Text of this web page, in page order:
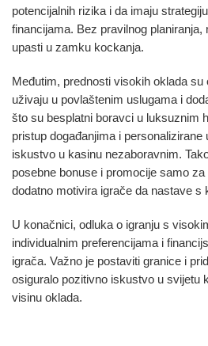
potencijalnih rizika i da imaju
financijama. Bez pravilnog planiranja,
upasti u zamku kockanja.
Međutim, prednosti visokih oklada
uživaju u povlaštenim uslugama i
što su besplatni boravci u luksuznim
pristup događanjima i
iskustvo u kasinu nezaboravnim.
posebne bonuse i promocije samo
dodatno motivira igrače da nastave s
U konačnici, odluka o igranju s
individualnim preferencijama i
igrača. Važno je postaviti granice i
osiguralo pozitivno iskustvo u svijetu
visinu oklada.